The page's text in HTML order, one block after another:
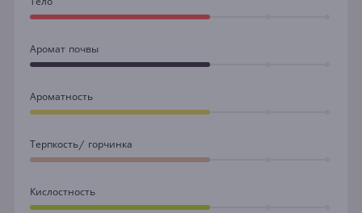
Аромат почвы
Ароматность
Терпкость/ горчинка
Кислостность